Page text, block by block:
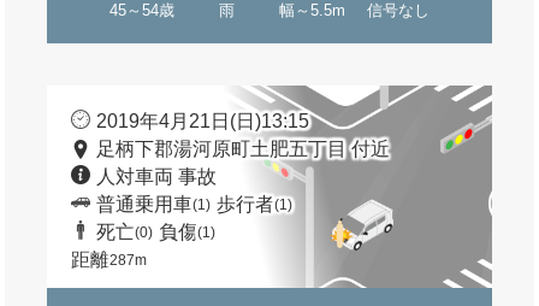
45～54歳 雨 幅～5.5m 信号なし
2019年4月21日(日)13:15
足柄下郡湯河原町土肥五丁目 付近
人対車両 事故
普通乗用車(1) 歩行者(1)
死亡(0) 負傷(1)
距離287m